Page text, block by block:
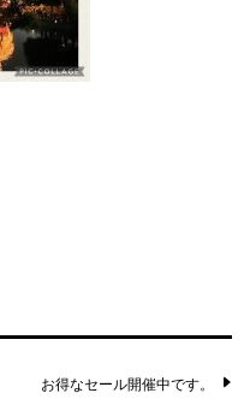
お得なセール開催中です。